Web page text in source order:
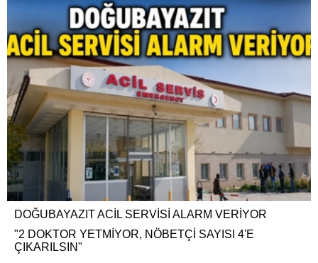
DOĞUBAYAZIT ACİL SERVİSİ ALARM VERİYOR
"2 DOKTOR YETMİYOR, NÖBETÇİ SAYISI 4'E
ÇIKARILSIN"